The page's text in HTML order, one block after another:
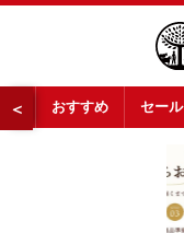
＜ おすすめ セール